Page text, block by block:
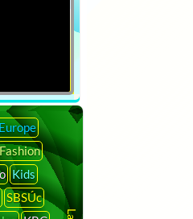
Fashion
Kids
SBSÚc